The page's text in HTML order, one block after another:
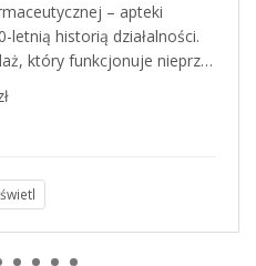
– apteki
historią działalności.
który funkcjonuje nieprz…